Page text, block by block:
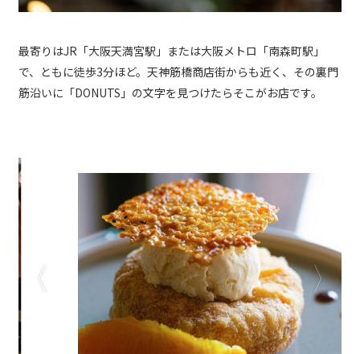
最寄りはJR「大阪天満宮駅」または大阪メトロ「南森町駅」
で、ともに徒歩3分ほど。天神筋橋商店街からも近く、その裏門
筋沿いに「DONUTS」の文字を見つけたらそこがお店です。